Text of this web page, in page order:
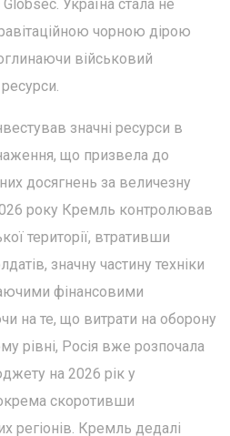
Україна стала не
чорною дірою
військовий
значні ресурси в
що призвела до
досягнень за величезну
року Кремль контролював
території, втративши
значну частину техніки
фінансовими
на те, що витрати на оборону
рівні, Росія вже розпочала
на 2026 рік у
скоротивши
регіонів. Кремль дедалі